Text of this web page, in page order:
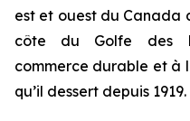
est et ouest du Canada
côte du Golfe des
commerce durable et à
qu’il dessert depuis 1919.